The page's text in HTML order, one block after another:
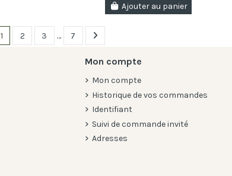
Ajouter au panier
1 2 3 … 7
Mon compte
Mon compte
Historique de vos commandes
Identifiant
Suivi de commande invité
Adresses